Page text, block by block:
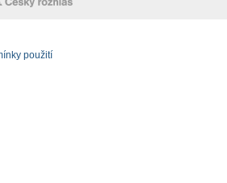
použití